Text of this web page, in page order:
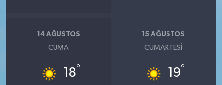
14 AĞUSTOS
CUMA
18°
15 AĞUSTOS
CUMARTESI
19°